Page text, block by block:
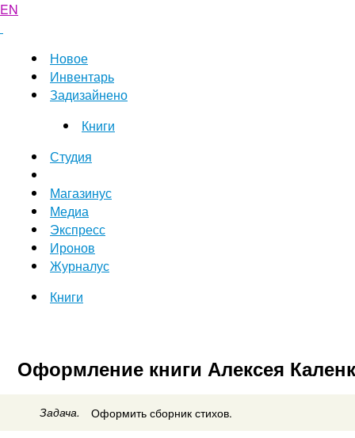
EN
Новое
Инвентарь
Задизайнено
Книги
Студия
Магазинус
Медиа
Экспресс
Иронов
Журналус
Книги
Оформление книги Алексея
Задача. Оформить сборник стихов.